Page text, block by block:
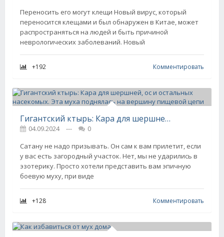
Переносить его могут клещи Новый вирус, который
переносится клещами и был обнаружен в Китае, может
распространяться на людей и быть причиной
неврологических заболеваний. Новый
+192 Комментировать
Гигантский ктырь: Кара для шершней, ос и остальных насекомых. Эта муха поднялась на вершину пищевой цепи
04.09.2024 ---
0
Сатану не надо призывать. Он сам к вам прилетит, если
у вас есть загородный участок. Нет, мы не ударились в
эзотерику. Просто хотели представить вам эпичную
боевую муху, при виде
+128 Комментировать